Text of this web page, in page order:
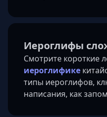
Иероглифы
Смотрите короткие
иероглифике
типы иероглифов,
написания, как